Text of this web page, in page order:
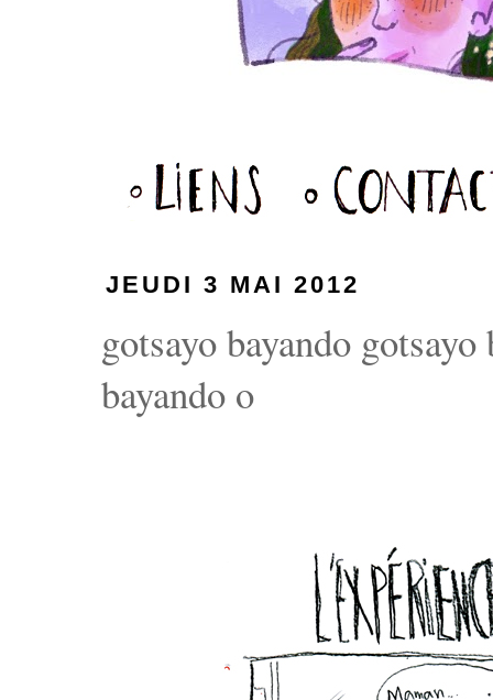
JEUDI 3 MAI 2012
gotsayo bayando
bayando o